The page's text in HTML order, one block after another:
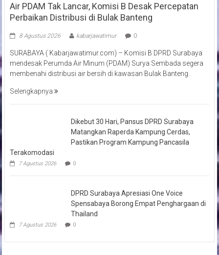
Air PDAM Tak Lancar, Komisi B Desak Percepatan
Perbaikan Distribusi di Bulak Banteng
8 Agustus 2026 kabarjawatimur 0
SURABAYA ( Kabarjawatimur.com) – Komisi B DPRD Surabaya
mendesak Perumda Air Minum (PDAM) Surya Sembada segera
membenahi distribusi air bersih di kawasan Bulak Banteng.
Selengkapnya
Dikebut 30 Hari, Pansus DPRD Surabaya
Matangkan Raperda Kampung Cerdas,
Pastikan Program Kampung Pancasila
Terakomodasi
7 Agustus 2026 0
DPRD Surabaya Apresiasi One Voice
Spensabaya Borong Empat Penghargaan di
Thailand
7 Agustus 2026 0